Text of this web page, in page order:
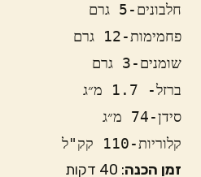
חלבונים-5 גרם
פחמימות-12 גרם
שומנים-3 גרם
ברזל- 1.7 מ״ג
סידן-74 מ״ג
קלוריות-110 קק"ל
זמן הכנה: 40 דקות